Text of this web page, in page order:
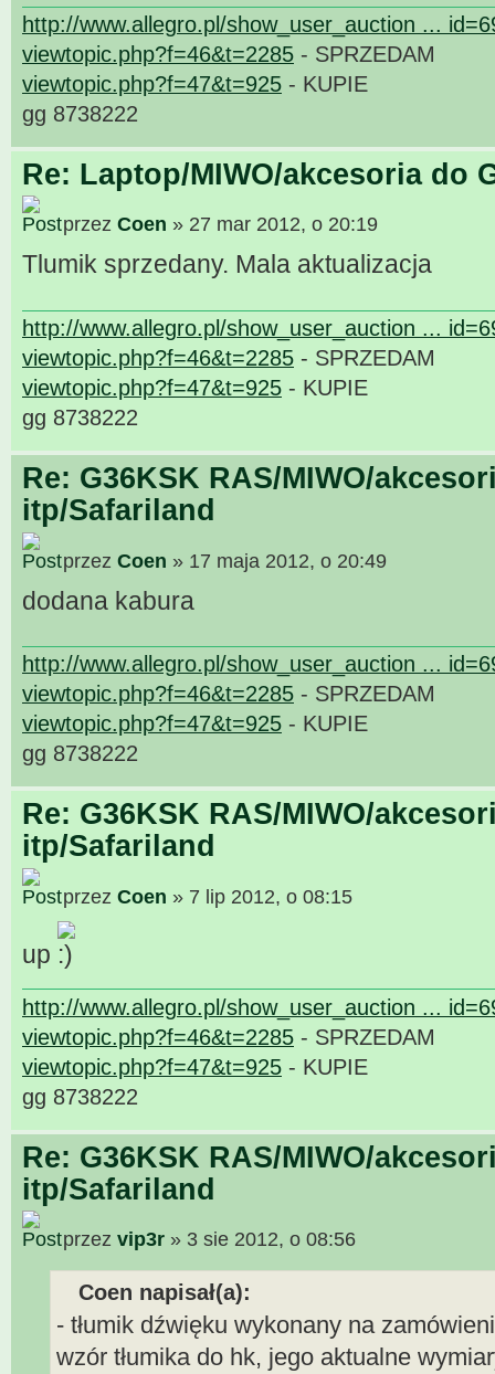
http://www.allegro.pl/show_user_auction ...
viewtopic.php?f=46&t=2285 - SPRZEDAM
viewtopic.php?f=47&t=925 - KUPIE
gg 8738222
Re: Laptop/MIWO/akcesoria do
przez Coen » 27 mar 2012, o 20:19
Tlumik sprzedany. Mala aktualizacja
http://www.allegro.pl/show_user_auction ...
viewtopic.php?f=46&t=2285 - SPRZEDAM
viewtopic.php?f=47&t=925 - KUPIE
gg 8738222
Re: G36KSK RAS/MIWO/
itp/Safariland
przez Coen » 17 maja 2012, o 20:49
dodana kabura
http://www.allegro.pl/show_user_auction ...
viewtopic.php?f=46&t=2285 - SPRZEDAM
viewtopic.php?f=47&t=925 - KUPIE
gg 8738222
Re: G36KSK RAS/MIWO/
itp/Safariland
przez Coen » 7 lip 2012, o 08:15
up
http://www.allegro.pl/show_user_auction ...
viewtopic.php?f=46&t=2285 - SPRZEDAM
viewtopic.php?f=47&t=925 - KUPIE
gg 8738222
Re: G36KSK RAS/MIWO/
itp/Safariland
przez vip3r » 3 sie 2012, o 08:56
Coen napisał(a):
- tłumik dźwięku wykonany na
wzór tłumika do hk, jego aktualne